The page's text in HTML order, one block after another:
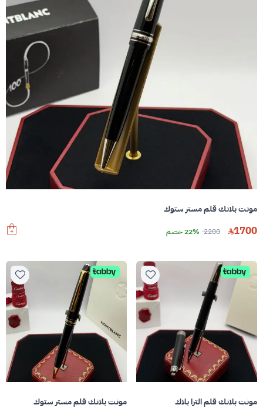
مونت بلانك قلم مستر ستوك
1700
2200 22% خصم
مونت بلانك قلم الترا بلاك مونت بلانك قلم مستر ستوك